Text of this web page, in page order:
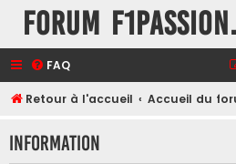
Forum
FAQ
Retour à l'accueil Accueil du
Information